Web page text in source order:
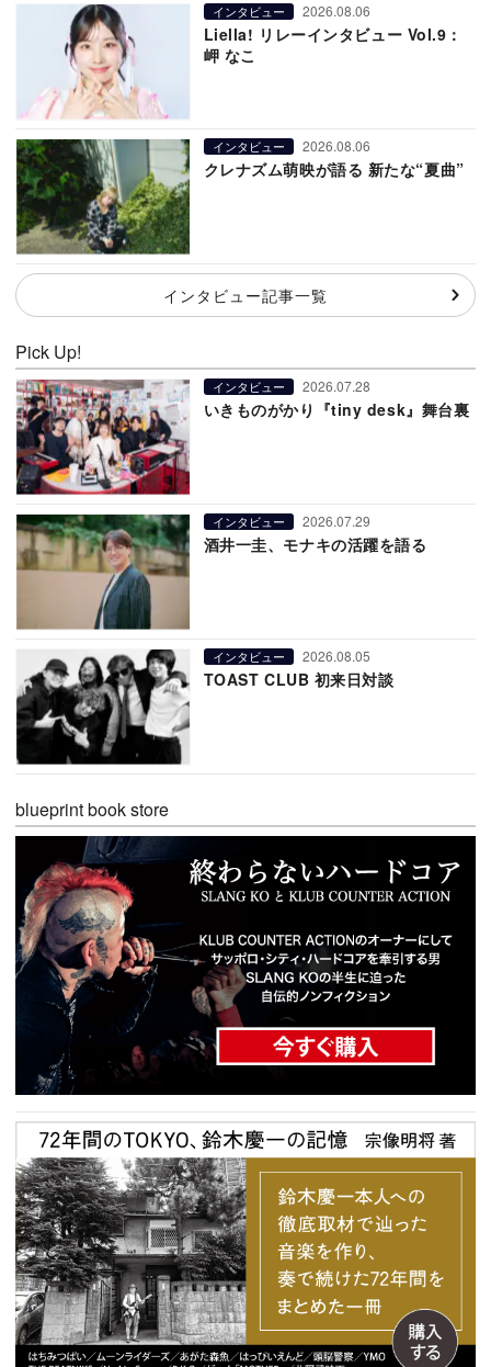
インタビュー 2026.08.06
Liella! リレーインタビュー Vol.9：
岬 なこ
インタビュー 2026.08.06
クレナズム萌映が語る 新たな“夏曲”
インタビュー記事一覧
Pick Up!
インタビュー 2026.07.28
いきものがかり『tiny desk』舞台裏
インタビュー 2026.07.29
酒井一圭、モナキの活躍を語る
インタビュー 2026.08.05
TOAST CLUB 初来日対談
blueprint book store